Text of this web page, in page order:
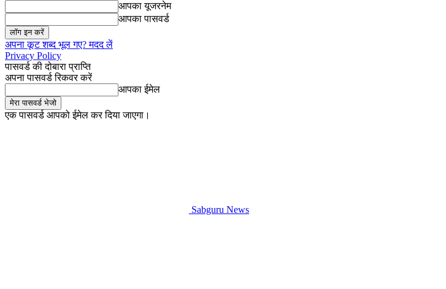
आपका यूजरनेम
आपका पासवर्ड
अपना कूट शब्द भूल गए? मदद लें
Privacy Policy
पासवर्ड की दोबारा प्राप्ति
अपना पासवर्ड रिकवर करें
आपका ईमेल
एक पासवर्ड आपको ईमेल कर दिया जाएगा।
Sabguru News